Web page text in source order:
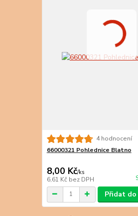
4 hodnocení
66000321 Pohlednice Blatno
8,00 Kč/ks
6,61 Kč bez DPH
Přidat do